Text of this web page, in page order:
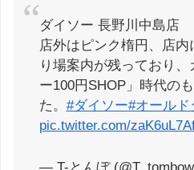
ダイソー 長野川中島店
店外はピンク楕円、店
り場案内が残っており
ー100円SHOP」時代の
た。 #ダイソー#オールド
pic.twitter.com/